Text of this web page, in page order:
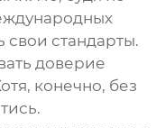
свои стандарты.
доверие
конечно, без